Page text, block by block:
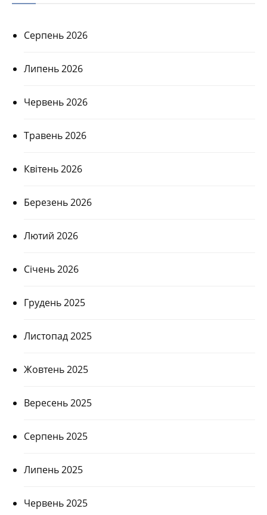
Серпень 2026
Липень 2026
Червень 2026
Травень 2026
Квітень 2026
Березень 2026
Лютий 2026
Січень 2026
Грудень 2025
Листопад 2025
Жовтень 2025
Вересень 2025
Серпень 2025
Липень 2025
Червень 2025